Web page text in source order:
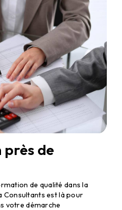
de
de qualité dans la
Consultants est là pour
votre démarche